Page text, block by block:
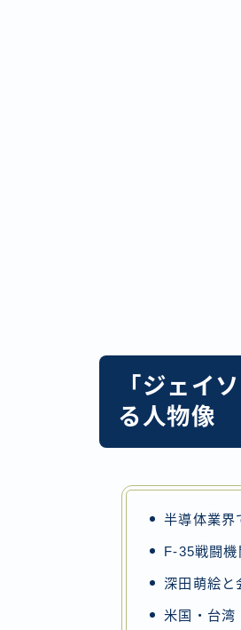
「ジェイ
る人物像
半導体業界
F-35戦闘
深田萌絵と
米国・台湾